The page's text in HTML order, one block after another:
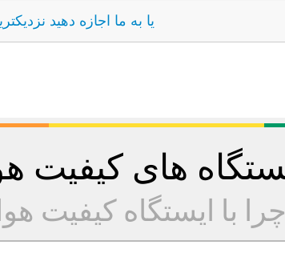
یا به ما اجازه دهید
های
چرا با ایستگاه کیفیت